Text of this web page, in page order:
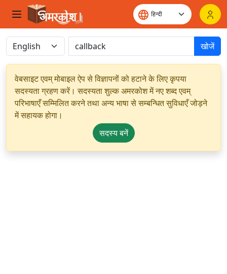
खोजें
वेबसाइट एवम् मोबाइल ऐप से विज्ञापनों को हटाने के लिए कृपया
सदस्यता ग्रहण करें। सदस्यता शुल्क अमरकोश में नए शब्द एवम्
परिभाषाएँ सम्मिलित करने तथा अन्य भाषा से सम्बन्धित सुविधाएँ जोड़ने
में सहायक होगा।
सदस्य बनें